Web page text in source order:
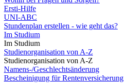
Ersti-Hilfe
UNI-ABC
Stundenplan erstellen - wie geht das?
Im Studium
Im Studium
Studienorganisation von A-Z
Studienorganisation von A-Z
Namens-/Geschlechtsänderung
Bescheinigung für Rentenversicherung